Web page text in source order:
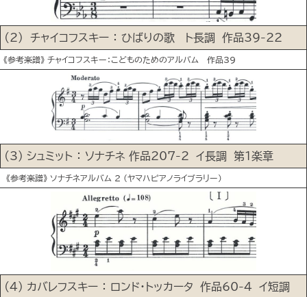
(2) チャイコフスキー ： ひばりの歌 ト長調 作品39-22
《参考楽譜》 チャイコフスキー：こどものためのアルバム 作品39
(3) シュミット ： ソナチネ 作品207-2 イ長調 第1楽章
《参考楽譜》 ソナチネアルバム 2 (ヤマハピアノライブラリー)
(4) カバレフスキー ： ロンド･トッカータ 作品60-4 イ短調